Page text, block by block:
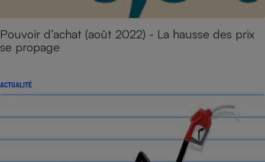
Pouvoir d’achat (août 2022) - La hausse des prix
se propage
ACTUALITÉ